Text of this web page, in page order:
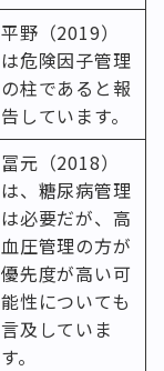
平野（2019）
は危険因子管理
の柱であると報
告しています。
冨元（2018）
は、糖尿病管理
は必要だが、高
血圧管理の方が
優先度が高い可
能性についても
言及していま
す。